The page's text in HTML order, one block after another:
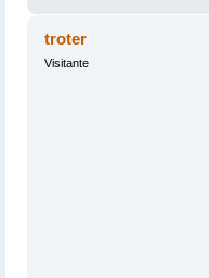
troter
Visitante